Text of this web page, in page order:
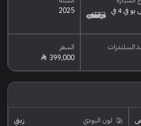
اس يو في 4 في
2025
السلندرات
السعر
399,000
لون البودي زيتي